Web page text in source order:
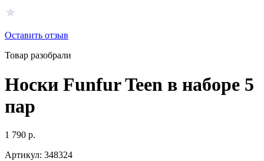
Оставить отзыв
Товар разобрали
Носки Funfur Teen в наборе 5
пар
1 790 р.
Артикул: 348324